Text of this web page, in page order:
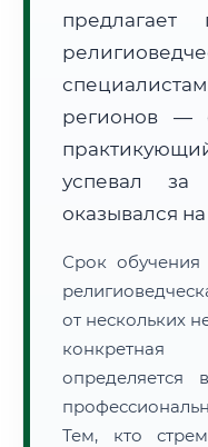
🔍Нажмите на
предлагает
регионов —
успевал
оказывался
Срок
от нескольких
конкретная
Тем, кто